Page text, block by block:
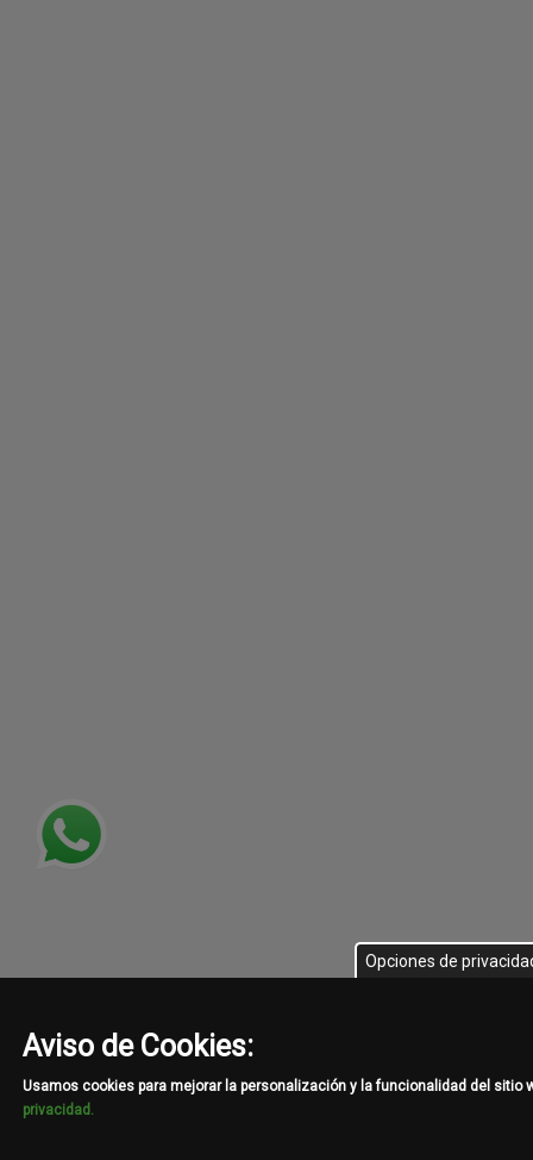
Opciones de
Aviso de Cookies:
Usamos cookies para mejorar la personalización y la funcionalidad del sitio
privacidad.